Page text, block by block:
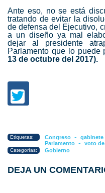
Ante eso, no se está
tratando de evitar la
de defensa del Ejecutivo,
a un diseño ya mal
dejar al presidente
Parlamento que lo puede
13 de octubre del 2017).
Etiquetas: Congreso - gabinete
Parlamento - voto
Categorías: Gobierno
DEJA UN